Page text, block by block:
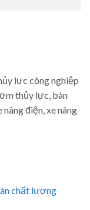
lực công nghiệp
thủy lực, bàn
nâng điện, xe nâng
chất lượng